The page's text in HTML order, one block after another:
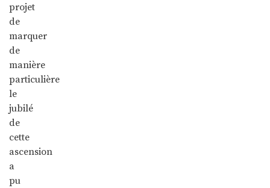
projet
de
marquer
de
manière
particulière
le
jubilé
de
cette
ascension
a
pu